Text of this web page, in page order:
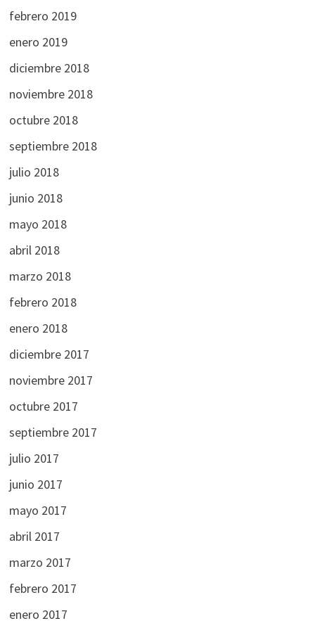
febrero 2019
enero 2019
diciembre 2018
noviembre 2018
octubre 2018
septiembre 2018
julio 2018
junio 2018
mayo 2018
abril 2018
marzo 2018
febrero 2018
enero 2018
diciembre 2017
noviembre 2017
octubre 2017
septiembre 2017
julio 2017
junio 2017
mayo 2017
abril 2017
marzo 2017
febrero 2017
enero 2017